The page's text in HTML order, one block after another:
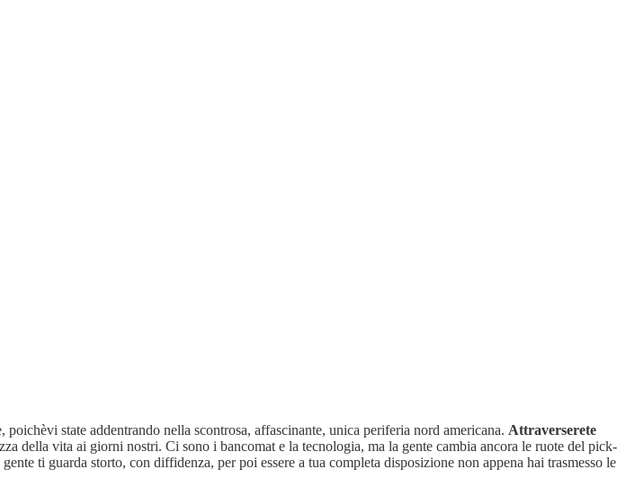
state addentrando nella scontrosa, affascinante, unica periferia nord americana. Attraverserete
della vita ai giorni nostri. Ci sono i bancomat e la tecnologia, ma la gente cambia ancora le ruote del pick-
ti guarda storto, con diffidenza, per poi essere a tua completa disposizione non appena hai trasmesso le